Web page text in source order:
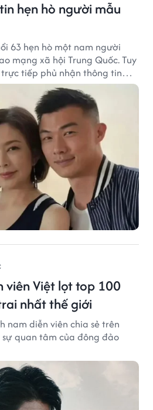
hẹn hò người mẫu
63 hẹn hò một nam người
mạng xã hội Trung Quốc. Tuy
tiếp phủ nhận thông tin
viên Việt lọt top 100
nhất thế giới
nam diễn viên chia sẻ trên
quan tâm của đông đảo